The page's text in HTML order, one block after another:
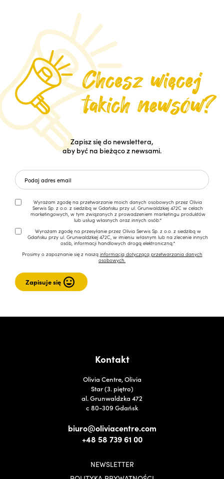
Zapisz się do newslettera,
aby być na bieżąco z newsami.
Wyrażam zgodę na przetwarzanie moich danych osobowych przez Olivia
Serwis Sp. z o.o. z siedzibą w Gdańsku przy ul. Grunwaldzkiej 472C w celach
marketingowych, w tym związanych z prowadzeniem marketingu produktów
lub usług własnych oraz innych osób.*
Wyrażam zgodę na przesyłanie przez Olivia Serwis Sp. z o.o. z siedzibą w
Gdańsku przy ul. Grunwaldzkiej 472C, w imieniu własnym lub na zlecenie innych
osób, informacji handlowych drogą elektroniczną.*
Prosimy o zapoznanie się z naszą informacją dotyczącą przetwarzania danych
osobowych.
Kontakt
Olivia Centre, Olivia
Star (3. piętro)
al. Grunwaldzka 472
c 80-309 Gdańsk
biuro@oliviacentre.com
+48 58 739 61 00
NEWSLETTER